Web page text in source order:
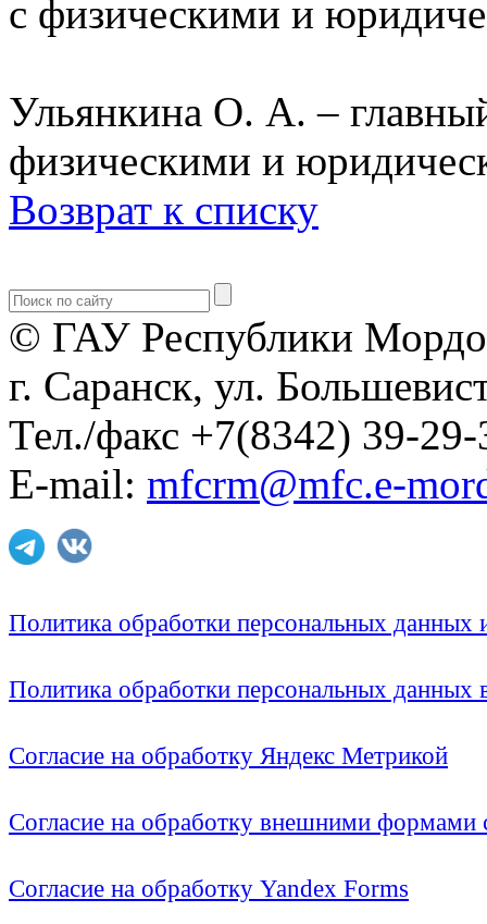
с физическими и
Ульянкина О. А. –
физическими и
Возврат к списку
© ГАУ Республики
г. Саранск, ул.
Тел./факс +7(8342) 39-29-
E-mail: mfcrm@mfc.e-
Политика обработки персональных
Политика обработки персональных
Согласие на обработку Яндекс Метрикой
Согласие на обработку внешними формами
Согласие на обработку Yandex Forms